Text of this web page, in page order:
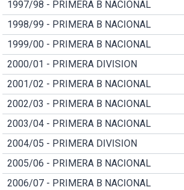
1997/98 - PRIMERA B NACIONAL
1998/99 - PRIMERA B NACIONAL
1999/00 - PRIMERA B NACIONAL
2000/01 - PRIMERA DIVISION
2001/02 - PRIMERA B NACIONAL
2002/03 - PRIMERA B NACIONAL
2003/04 - PRIMERA B NACIONAL
2004/05 - PRIMERA DIVISION
2005/06 - PRIMERA B NACIONAL
2006/07 - PRIMERA B NACIONAL